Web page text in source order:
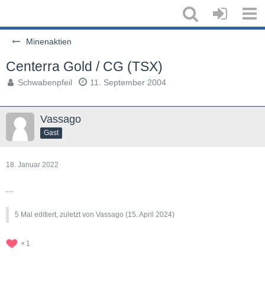
Minenaktien
Centerra Gold / CG (TSX)
Schwabenpfeil 11. September 2004
Vassago
Gast
18. Januar 2022
5 Mal editiert, zuletzt von Vassago (15. April 2024)
1